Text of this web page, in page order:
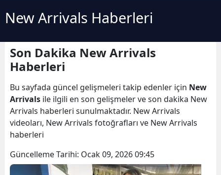
New Arrivals Haberleri
Son Dakika New Arrivals
Haberleri
Bu sayfada güncel gelişmeleri takip edenler için New
Arrivals ile ilgili en son gelişmeler ve son dakika New
Arrivals haberleri sunulmaktadır. New Arrivals
videoları, New Arrivals fotoğrafları ve New Arrivals
haberleri
Güncelleme Tarihi: Ocak 09, 2026 09:45